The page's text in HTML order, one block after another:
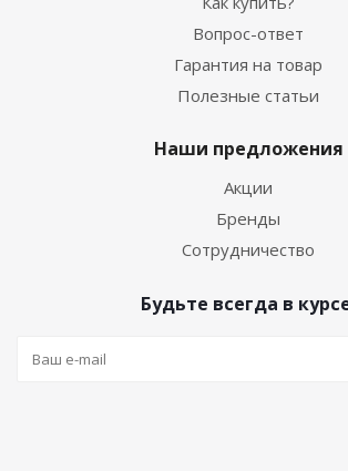
Вопрос-ответ
Гарантия на товар
Полезные статьи
Наши предложения
Акции
Бренды
Сотрудничество
Будьте всегда в